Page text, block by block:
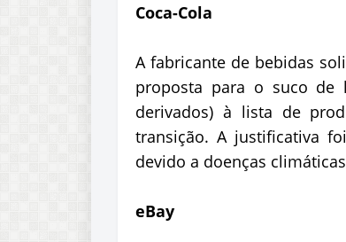
Coca-Cola
A fabricante de bebidas
proposta para o suco de
derivados) à lista de
transição. A justificativa
devido a doenças
eBay